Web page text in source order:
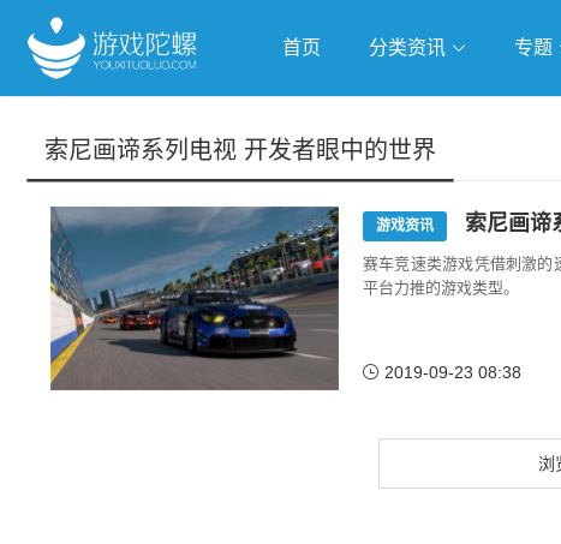
首页 分类资讯 专题
跨界Talk
索尼画谛系列电视 开发者眼中的世界
游戏资讯 索尼画谛
赛车竞速类游戏凭借刺激的
平台力推的游戏类型。
2019-09-23 08:38
浏